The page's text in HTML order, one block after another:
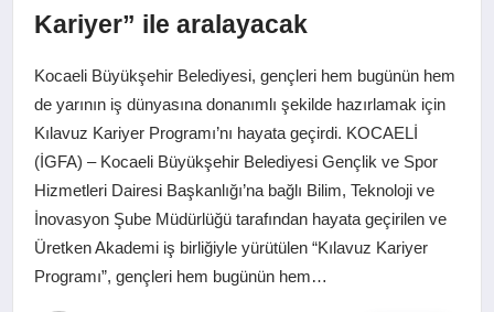
ÇEVRE
SPOR
EKONOMI
SAĞLIK
Kariyer” ile aralayacak
Kocaeli Büyükşehir Belediyesi, gençleri hem bugünün hem
de yarının iş dünyasına donanımlı şekilde hazırlamak için
Kılavuz Kariyer Programı’nı hayata geçirdi. KOCAELİ
(İGFA) – Kocaeli Büyükşehir Belediyesi Gençlik ve Spor
Hizmetleri Dairesi Başkanlığı’na bağlı Bilim, Teknoloji ve
İnovasyon Şube Müdürlüğü tarafından hayata geçirilen ve
Üretken Akademi iş birliğiyle yürütülen “Kılavuz Kariyer
Programı”, gençleri hem bugünün hem…